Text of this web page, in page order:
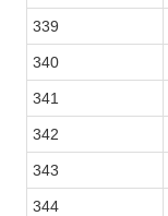
339
340
341
342
343
344